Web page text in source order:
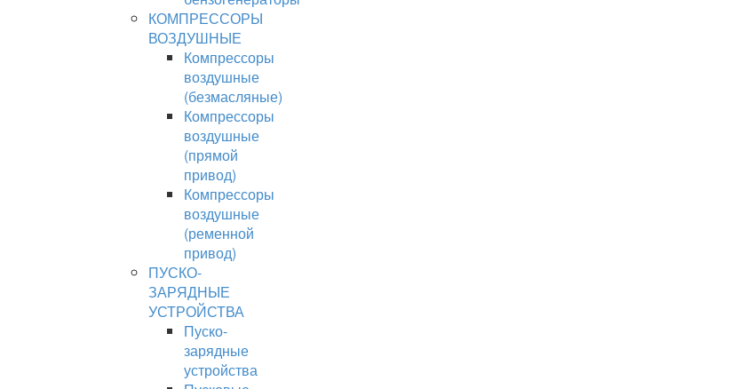
КОМПРЕССОРЫ
ВОЗДУШНЫЕ
Компрессоры
воздушные
(безмасляные)
Компрессоры
воздушные
(прямой
привод)
Компрессоры
воздушные
(ременной
привод)
ПУСКО-
ЗАРЯДНЫЕ
УСТРОЙСТВА
Пуско-
зарядные
устройства